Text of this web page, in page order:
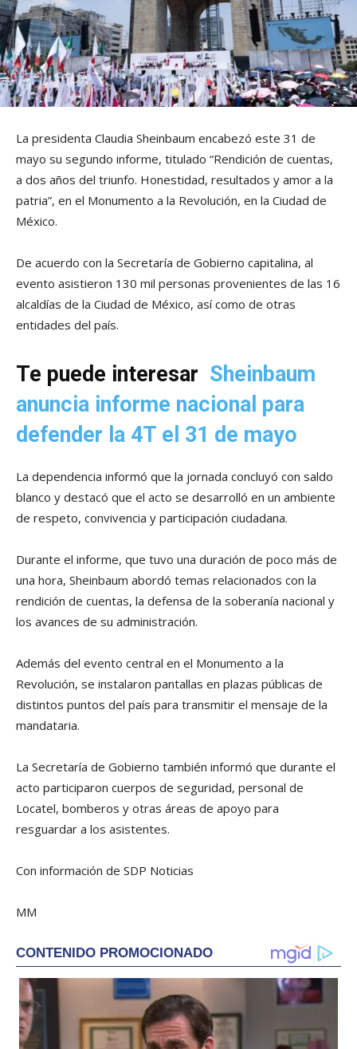
La presidenta Claudia Sheinbaum encabezó este 31 de
mayo su segundo informe, titulado “Rendición de cuentas,
a dos años del triunfo. Honestidad, resultados y amor a la
patria”, en el Monumento a la Revolución, en la Ciudad de
México.
De acuerdo con la Secretaría de Gobierno capitalina, al
evento asistieron 130 mil personas provenientes de las 16
alcaldías de la Ciudad de México, así como de otras
entidades del país.
Te puede interesar Sheinbaum
anuncia informe nacional para
defender la 4T el 31 de mayo
La dependencia informó que la jornada concluyó con saldo
blanco y destacó que el acto se desarrolló en un ambiente
de respeto, convivencia y participación ciudadana.
Durante el informe, que tuvo una duración de poco más de
una hora, Sheinbaum abordó temas relacionados con la
rendición de cuentas, la defensa de la soberanía nacional y
los avances de su administración.
Además del evento central en el Monumento a la
Revolución, se instalaron pantallas en plazas públicas de
distintos puntos del país para transmitir el mensaje de la
mandataria.
La Secretaría de Gobierno también informó que durante el
acto participaron cuerpos de seguridad, personal de
Locatel, bomberos y otras áreas de apoyo para
resguardar a los asistentes.
Con información de SDP Noticias
MM